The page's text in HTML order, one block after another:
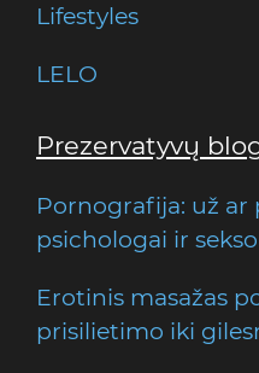
Lifestyles
LELO
Prezervatyvų
Pornografija: už ar
psichologai ir
Erotinis masažas
prisilietimo iki